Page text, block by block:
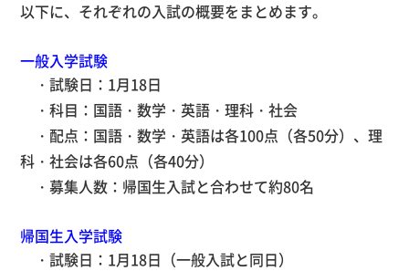
以下に、それぞれの入試の概要をまとめます。
一般入学試験
・試験日：1月18日
・科目：国語・数学・英語・理科・社会
・配点：国語・数学・英語は各100点（各50分）、理
科・社会は各60点（各40分）
・募集人数：帰国生入試と合わせて約80名
帰国生入学試験
・試験日：1月18日（一般入試と同日）